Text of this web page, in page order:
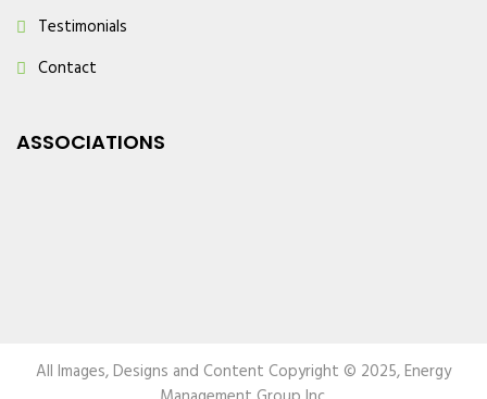
Testimonials
Contact
ASSOCIATIONS
All Images, Designs and Content Copyright © 2025, Energy